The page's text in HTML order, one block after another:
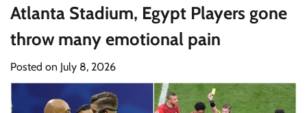
Atlanta Stadium, Egypt Players gone
throw many emotional pain
Posted on July 8, 2026